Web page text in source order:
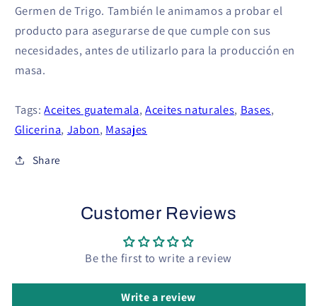
Germen de Trigo. También le animamos a probar el
producto para asegurarse de que cumple con sus
necesidades, antes de utilizarlo para la producción en
masa.
Tags:Aceites guatemala,Aceites naturales, Bases,
Glicerina, Jabon, Masajes
Share
Customer Reviews
Be the first to write a review
Write a review